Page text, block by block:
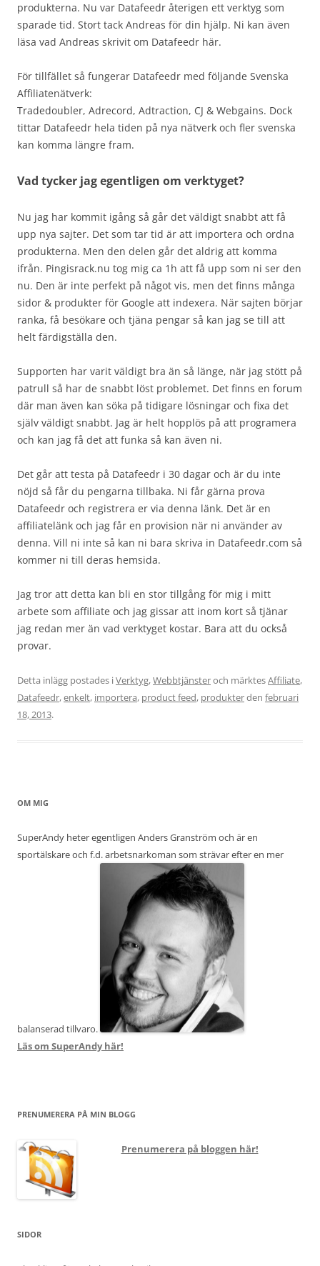
produkterna. Nu var Datafeedr återigen ett verktyg som
sparade tid. Stort tack Andreas för din hjälp. Ni kan även
läsa vad Andreas skrivit om Datafeedr här.
För tillfället så fungerar Datafeedr med följande Svenska
Affiliatenätverk:
Tradedoubler, Adrecord, Adtraction, CJ & Webgains. Dock
tittar Datafeedr hela tiden på nya nätverk och fler svenska
kan komma längre fram.
Vad tycker jag egentligen om verktyget?
Nu jag har kommit igång så går det väldigt snabbt att få
upp nya sajter. Det som tar tid är att importera och ordna
produkterna. Men den delen går det aldrig att komma
ifrån. Pingisrack.nu tog mig ca 1h att få upp som ni ser den
nu. Den är inte perfekt på något vis, men det finns många
sidor & produkter för Google att indexera. När sajten börjar
ranka, få besökare och tjäna pengar så kan jag se till att
helt färdigställa den.
Supporten har varit väldigt bra än så länge, när jag stött på
patrull så har de snabbt löst problemet. Det finns en forum
där man även kan söka på tidigare lösningar och fixa det
själv väldigt snabbt. Jag är helt hopplös på att programera
och kan jag få det att funka så kan även ni.
Det går att testa på Datafeedr i 30 dagar och är du inte
nöjd så får du pengarna tillbaka. Ni får gärna prova
Datafeedr och registrera er via denna länk. Det är en
affiliatelänk och jag får en provision när ni använder av
denna. Vill ni inte så kan ni bara skriva in Datafeedr.com så
kommer ni till deras hemsida.
Jag tror att detta kan bli en stor tillgång för mig i mitt
arbete som affiliate och jag gissar att inom kort så tjänar
jag redan mer än vad verktyget kostar. Bara att du också
provar.
Detta inlägg postades iVerktyg,Webbtjänsteroch märktesAffiliate,
Datafeedr,enkelt, importera, product feed, produkterden februari
18, 2013.
OM MIG
SuperAndy heter egentligen Anders Granström och är en
sportälskare och f.d. arbetsnarkoman som strävar efter en mer
balanserad tillvaro.
Läs om SuperAndy här!
PRENUMERERA PÅ MIN BLOGG
Prenumerera på bloggen här!
SIDOR